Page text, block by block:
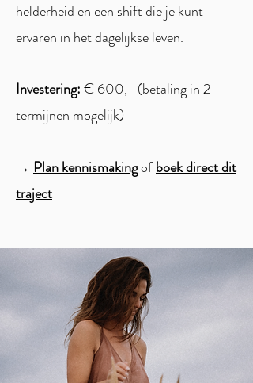
helderheid en een shift die je kunt
ervaren in het dagelijkse leven.
Investering:€ 600,- (betaling in 2
termijnen mogelijk)
→ Plan kennismakingofboek direct dit
traject